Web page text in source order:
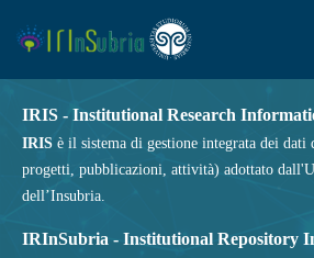
IRIS - Institutional Research
IRIS è il sistema di gestione integrata dei dati
progetti, pubblicazioni, attività) adottato
dell’Insubria.
IRInSubria - Institutional Repository